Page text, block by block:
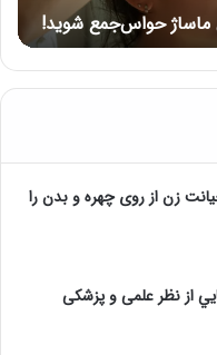
ماساژ حواس‌جمع شوید!
زن از روی چهره و بدن را
از نظر علمی و پزشکی